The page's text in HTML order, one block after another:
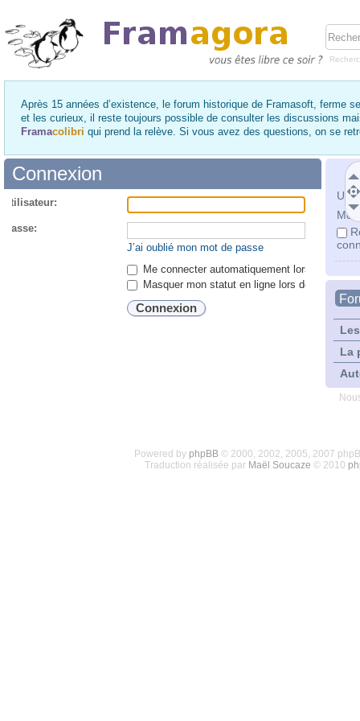
Après 15 années d’existence, le forum historique de Framasoft, ferme
et les curieux, il reste toujours possible de consulter les discussions
Framacolibri qui prend la relève. Si vous avez des questions, on se
Mot
La
Connexion
passe:
J’ai oublié mon mot de passe
Me connecter automatiquement lors de
Masquer mon statut en ligne lors de cette
Powered by phpBB© 2000, 2002, 2005, 2007
Traduction réalisée par Maël Soucaze © 2010